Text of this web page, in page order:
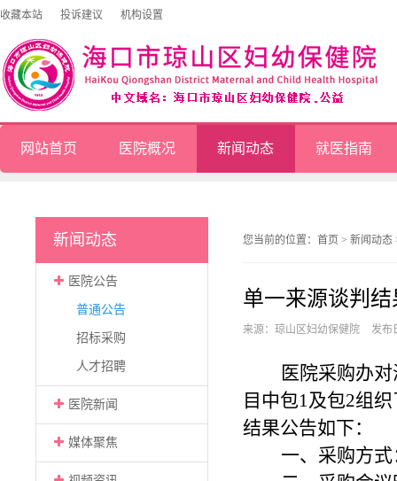
收藏本站 投诉建议 机构设置
网站首页 医院概况 新闻动态 就医指南
新闻动态
医院公告
普通公告
招标采购
人才招聘
医院新闻
媒体聚焦
您当前的位置： 首页 > 新闻动态
单一来源谈判
来源：琼山区妇幼保健院 发布
医院采购办
目中包1及包2组
结果公告如下：
一、采购方